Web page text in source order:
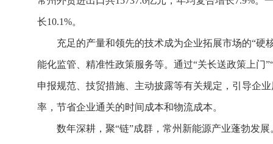
长10.1%。
充足的产量和领先的技术成为企业拓展市场的“硬
能化监管、精准性政策服务等。通过“关长送政策上门
申报规范、技贸措施、主动披露等有关规定，引导企
率，节省企业通关的时间成本和物流成本。
数年深耕，聚“链”成群，常州新能源产业蓬勃发